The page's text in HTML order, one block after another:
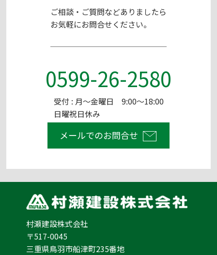
ご相談・ご質問などありましたら
お気軽にお問合せください。
0599-26-2580
受付 : 月～金曜日 9:00～18:00
日曜祝日休み
メールでのお問合せ
村瀬建設株式会社
〒517-0045
三重県鳥羽市船津町235番地